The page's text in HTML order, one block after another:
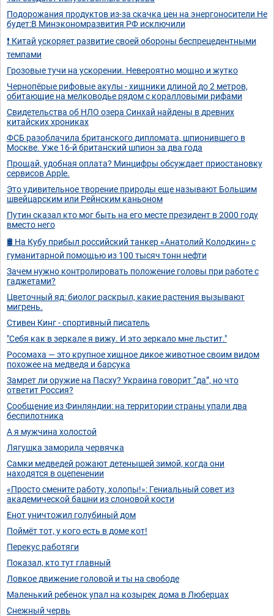
Подорожания продуктов из-за скачка цен на энергоносители Не
будет:В Минэкономразвития РФ исключили
❗ Китай ускоряет развитие своей обороны беспрецедентными
темпами
Грозовые тучи на ускорении. Невероятно мощно и жутко
Чернопёрые рифовые акулы - хищники длиной до 2 метров,
обитающие на мелководье рядом с коралловыми рифами
Свидетельства об НЛО озера Синхай найдены в древних
китайских хрониках
ФСБ разоблачила британского дипломата, шпионившего в
Москве. Уже 16-й британский шпион за два года
Прощай, удобная оплата? Минцифры обсуждает приостановку
сервисов Apple.
Это удивительное творение природы еще называют Большим
швейцарским или Рейнским каньоном
Путин сказал кто мог быть на его месте президент в 2000 году
вместо него
🛢 На Кубу прибыл российский танкер «Анатолий Колодкин» с
гуманитарной помощью из 100 тысяч тонн нефти
Зачем нужно контролировать положение головы при работе с
гаджетами?
Цветочный яд: биолог раскрыл, какие растения вызывают
мигрень.
Стивен Кинг - спортивный писатель
"Себя как в зеркале я вижу. И это зеркало мне льстит."
Росомаха — это крупное хищное дикое животное своим видом
похожее на медведя и барсука
Замрет ли оружие на Пасху? Украина говорит “да”, но что
ответит Россия?
Сообщение из Финляндии: на территории страны упали два
беспилотника
А я мужчина холостой
Лягушка заморила червячка
Самки медведей рожают детенышей зимой, когда они
находятся в оцепенении
«Просто смените работу, холопы!»: Гениальный совет из
академической башни из слоновой кости
Енот уничтожил голубиный дом
Поймёт тот, у кого есть в доме кот!
Перекус работяги
Показал, кто тут главный
Ловкое движение головой и ты на свободе
Маленький ребенок упал на козырек дома в Люберцах
Снежный червь